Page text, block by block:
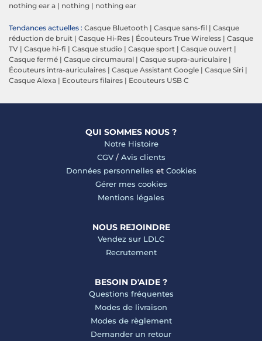
nothing ear a | nothing | nothing ear
Tendances actuelles : Casque Bluetooth | Casque sans-fil | Casque
réduction de bruit | Casque Hi-Res | Écouteurs True Wireless | Casque
TV | Casque hi-fi | Casque studio | Casque sport | Casque ouvert |
Casque fermé | Casque circumaural | Casque supra-auriculaire |
Écouteurs intra-auriculaires | Casque Assistant Google | Casque Siri |
Casque Alexa | Ecouteurs filaires | Ecouteurs USB C
QUI SOMMES NOUS ?
Notre Histoire
CGV/ Avis clients
Données personnelles et Cookies
Gérer mes cookies
Mentions légales
NOUS REJOINDRE
Vendez sur LDLC
Recrutement
BESOIN D'AIDE ?
Questions fréquentes
Modes de livraison
Modes de règlement
Demander un retour